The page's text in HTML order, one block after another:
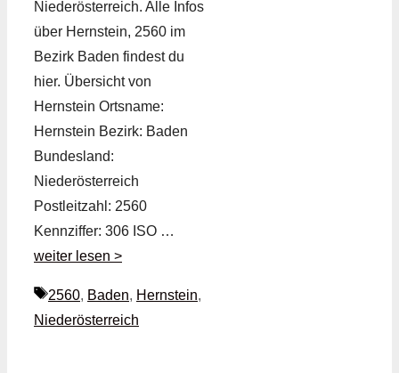
Niederösterreich. Alle Infos
über Hernstein, 2560 im
Bezirk Baden findest du
hier. Übersicht von
Hernstein Ortsname:
Hernstein Bezirk: Baden
Bundesland:
Niederösterreich
Postleitzahl: 2560
Kennziffer: 306 ISO …
weiter lesen >
Schlagwörter
2560, Baden, Hernstein,
Niederösterreich